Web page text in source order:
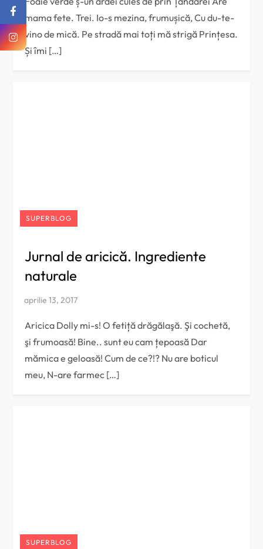
mama fete. Trei. Io-s mezina, frumușică, Cu du-te-
vino de mică. Pe stradă mai toți mă strigă Prințesa.
Și îmi […]
SUPERBLOG
Jurnal de aricică. Ingrediente
naturale
Aricica Dolly mi-s! O fetiță drăgălaşă. Şi cochetă,
şi frumoasă! Bine.. sunt eu cam țepoasă Dar
mămica e geloasă! Cum de ce?!? Nu are boticul
meu, N-are farmec […]
SUPERBLOG